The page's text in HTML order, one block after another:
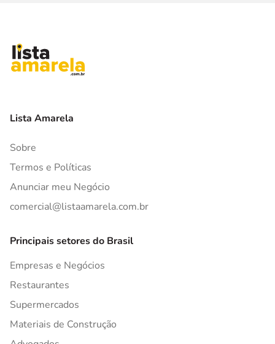
Lista Amarela
Sobre
Termos e Políticas
Anunciar meu Negócio
comercial@listaamarela.com.br
Principais setores do Brasil
Empresas e Negócios
Restaurantes
Supermercados
Materiais de Construção